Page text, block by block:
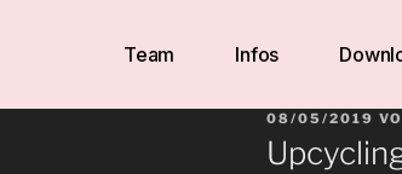
Team Infos
08/05/2019